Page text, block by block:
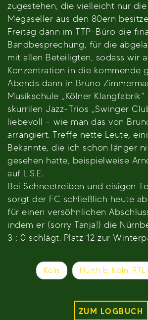
zugestehen, die vielleicht nur die
Megaseller aus den 80ern
Freitag dann im TTP-Büro die
Bandbesprechung, für die
mit allen Beteiligten, sodass wir
Konzentration in die kommende
Abends dann in Bruno
Musikschule „Kölner
skurrilen Jazz-Trios „Swinger
liebevoll – wie man das von
arrangiert. Treffe nette Leute,
Bekannte, die ich schon länger
gesehen hatte, beispielweise
auf L.S.E.
Bei Schneetreiben und eisigen
sorgt der FC schließlich heute
für einen versöhnlichen
indem er (sorry Tanja!) die
3 : 0 schlägt. Platz 12 zur
Beitragsnavigation
Köln Hürth b. Köln,
ZUM LOGBUCH